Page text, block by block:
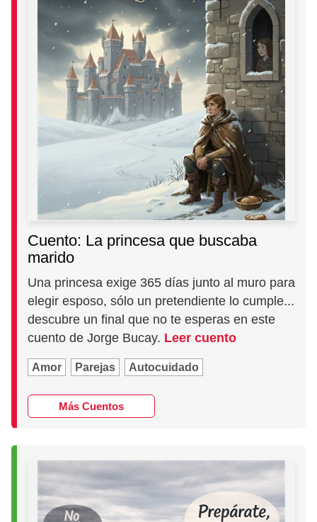
Cuento: La princesa que buscaba
marido
Una princesa exige 365 días junto al muro para
elegir esposo, sólo un pretendiente lo cumple...
descubre un final que no te esperas en este
cuento de Jorge Bucay. Leer cuento
Amor Parejas Autocuidado
Más Cuentos